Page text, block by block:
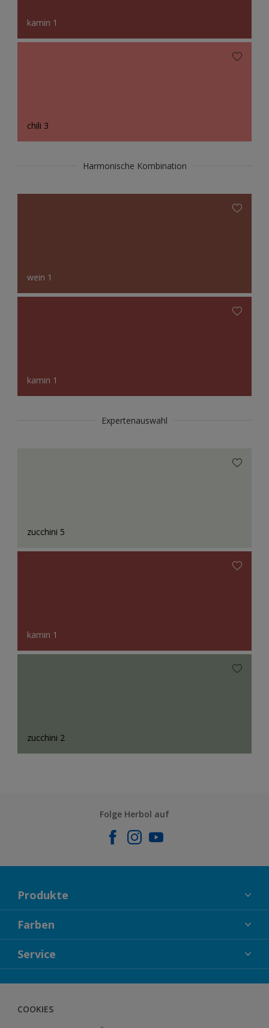
kamin 1
chili 3
Harmonische Kombination
wein 1
kamin 1
Expertenauswahl
zucchini 5
kamin 1
zucchini 2
Folge Herbol auf
Produkte
FASSADENFARBEN
INNENFARBEN
LACKE
BODENSYSTEM
Farben
KOLLEKTIONEN
FARBTRENDS
FARBBERATUNG
Service
HERBOL WERBEMITTELSHOP
COOKIES